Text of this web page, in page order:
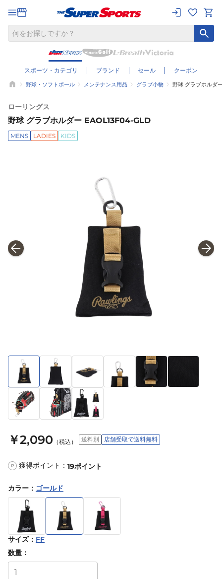
スポーツ・カテゴリ ブランド セール クーポン
野球・ソフトボール メンテナンス用品 グラブ小物 野球 グラブホルダ
ローリングス
野球 グラブホルダー EAOL13F04-GLD
MENS LADIES KIDS
￥2,090 （税込） 送料別 店舗受取で送料無料
P 獲得ポイント： 19ポイント
カラー ： ゴールド
サイズ： FF
数量：